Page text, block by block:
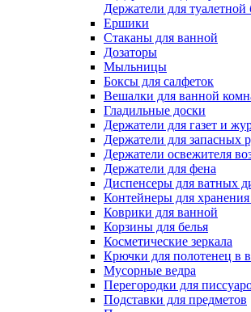
Держатели для туалетной
Ершики
Стаканы для ванной
Дозаторы
Мыльницы
Боксы для салфеток
Вешалки для ванной
Гладильные доски
Держатели для газет и
Держатели для запасных
Держатели освежителя
Держатели для фена
Диспенсеры для ватных
Контейнеры для
Коврики для ванной
Корзины для белья
Косметические зеркала
Крючки для полотенец в
Мусорные ведра
Перегородки для
Подставки для предметов